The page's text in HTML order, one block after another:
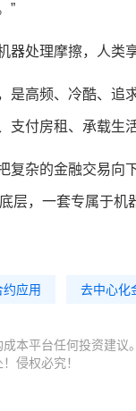
”
器处理摩擦，人类
是高频、冷酷、追
支付房租、承载生
复杂的金融交易向
层，一套专属于机
应用 去中心化
本平台任何投资建
侵权必究！